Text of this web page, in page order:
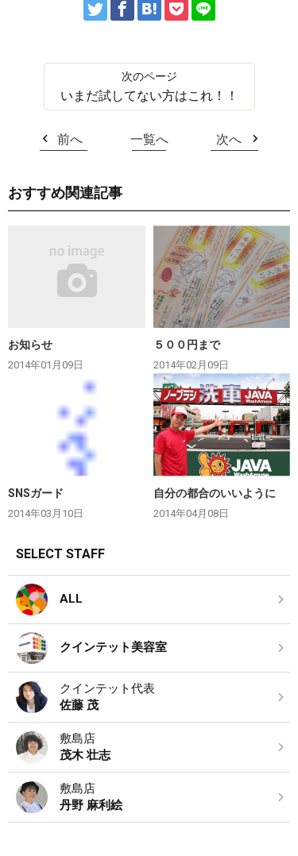
いまだ試してない方はこれ！！
前へ 一覧へ 次へ
おすすめ関連記事
お知らせ
2014年01月09日
５００円まで
2014年02月09日
SNSガード
2014年03月10日
自分の都合のいいように
2014年04月08日
SELECT STAFF
ALL
クインテット美容室
クインテット代表
佐藤 茂
敷島店
茂木 壮志
敷島店
丹野 麻利絵